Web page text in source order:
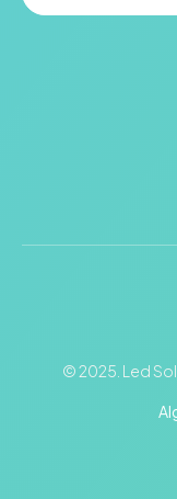
© 2025. Led